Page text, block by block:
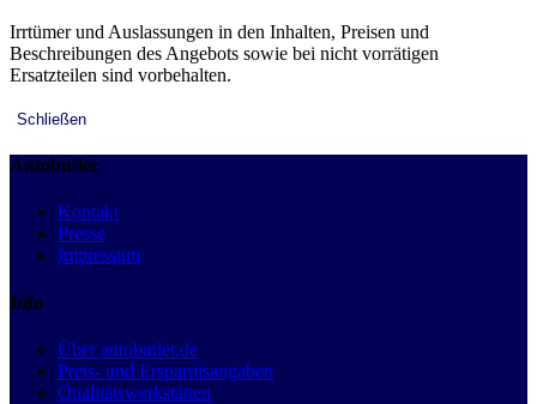
Irrtümer und Auslassungen in den Inhalten, Preisen und
Beschreibungen des Angebots sowie bei nicht vorrätigen
Ersatzteilen sind vorbehalten.
Schließen
Autobutler
Kontakt
Presse
Impressum
Info
Über autobutler.de
Preis- und Ersparnisangaben
Qualitätswerkstätten